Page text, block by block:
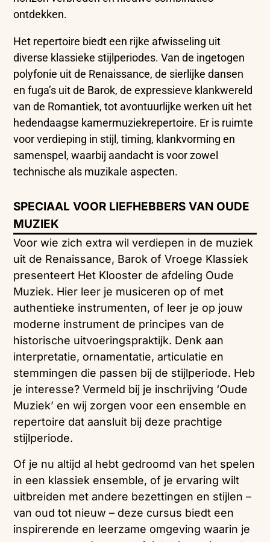
ontdekken.
Het repertoire biedteen rijke afwisseling uit
diverse klassieke stijlperiodes.Vande ingetogen
polyfonie uitde Renaissance,de sierlijkedansen
enfuga’s uitde Barok,deexpressieve klankwereld
vande Romantiek,tot avontuurlijkewerken uit het
hedendaagse kamermuziekrepertoire. Er is ruimte
voorverdieping in stijl,timing, klankvormingen
samenspel,waarbij aandacht isvoorzowel
technische als muzikale aspecten.
SPECIAAL VOOR LIEFHEBBERS VAN OUDE
MUZIEK
Voorwie zich extrawilverdiepen in de muziek
uit de Renaissance, Barok ofVroege Klassiek
presenteert Het Klooster deafdeling Oude
Muziek. Hier leer je musiceren op of met
authentieke instrumenten, of leer je op jouw
moderne instrument de principesvan de
historische uitvoeringspraktijk. Denkaan
interpretatie, ornamentatie,articulatie en
stemmingen die passen bij de stijlperiode. Heb
je interesse?Vermeld bij je inschrijving ‘Oude
Muziek’ enwij zorgenvoor een ensemble en
repertoire dataansluit bij deze prachtige
stijlperiode.
Of je nualtijdal hebt gedroomdvan het spelen
in een klassiek ensemble, of je ervaringwilt
uitbreiden metandere bezettingen en stijlen –
van oudtot nieuw – deze cursus biedt een
inspirerende en leerzame omgevingwaarin je